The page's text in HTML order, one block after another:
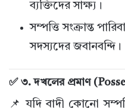
ব্যক্তিদের সাক্ষ্য।
সম্পত্তি সংক্রান্ত
সদস্যদের জবানবন্দি।
✅ ৩. দখলের প্রমাণ
📌 যদি বাদী কোনো